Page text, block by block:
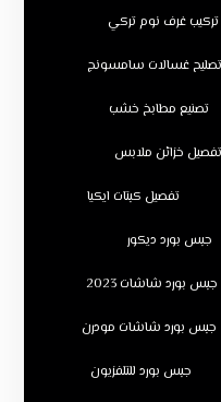
تركيب غرف نوم تركي
تصليح غسالات سامسونج
تصنيع مطابخ خشب
تفصيل خزائن ملابس
تفصيل كبتات ايكيا
جبس بورد ديكور
جبس بورد شاشات 2023
جبس بورد شاشات مودرن
جبس بورد للتلفزيون